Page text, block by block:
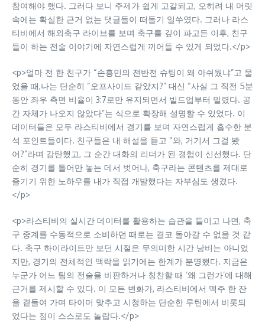
참여해야 했다. 그러다 보니 주제가 쉽게 고갈되고, 오히려 내 머릿
속에는 확실한 근거 없는 댓글들이 떠돌기 일쑤였다. 그러나 라스
티비에서 해외축구 라이브를 보며 축구를 깊이 파고든 이후, 친구
들이 하는 전술 이야기에 자연스럽게 끼어들 수 있게 되었다.</p>
<p>얼마 전 한 친구가 “손흥민의 전반전 슈팅이 왜 아쉬웠냐”고 물
었을 때,나는 단순히 “오프사이드 같았지?” 대신 “사실 그 직전 5분
동안 좌우 측면 비율이 3:7로만 유지되면서 빌드업부터 밀렸다. 공
간 자체가 나오지 않았다”는 식으로 확장해 설명할 수 있었다. 이
데이터들은 모두 라스티비에서 경기를 보며 자연스럽게 흡수한 분
석 포인트들이다. 친구들은 내 해설을 듣고 “와, 거기서 그걸 봤
어?”라며 감탄했고, 그 순간 대화의 리더가 된 경험이 신선했다. 단
순히 경기를 틀어만 놓는 데서 벗어나, 축구라는 콘텐츠를 제대로
즐기기 위한 노하우를 내가 직접 개발했다는 자부심도 생겼다.
</p>
<p>라스티비의 실시간 데이터를 활용하는 습관을 들이고 나면, 축
구 중계를 수동적으로 소비하던 때로는 결코 돌아갈 수 없을 것 같
다. 축구 하이라이트만 보던 시절은 무의미한 시간 낭비는 아니었
지만, 경기의 전체적인 맥락을 읽기에는 한계가 분명했다. 지금은
누군가 어느 팀의 전술을 비판하거나 칭찬할 때 ‘왜 그런가’에 대해
근거를 제시할 수 있다. 이 모든 변화가, 라스티비에서 맥주 한 잔
을 곁들여 가며 타이머 맞추고 시청하는 단순한 루틴에서 비롯되
었다는 점이 스스로도 놀랍다.</p>